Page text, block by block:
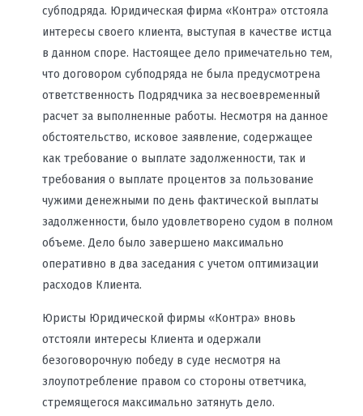
субподряда. Юридическая фирма «Контра» отстояла
интересы своего клиента, выступая в качестве истца
в данном споре. Настоящее дело примечательно тем,
что договором субподряда не была предусмотрена
ответственность Подрядчика за несвоевременный
расчет за выполненные работы. Несмотря на данное
обстоятельство, исковое заявление, содержащее
как требование о выплате задолженности, так и
требования о выплате процентов за пользование
чужими денежными по день фактической выплаты
задолженности, было удовлетворено судом в полном
объеме. Дело было завершено максимально
оперативно в два заседания с учетом оптимизации
расходов Клиента.
Юристы Юридической фирмы «Контра» вновь
отстояли интересы Клиента и одержали
безоговорочную победу в суде несмотря на
злоупотребление правом со стороны ответчика,
стремящегося максимально затянуть дело.